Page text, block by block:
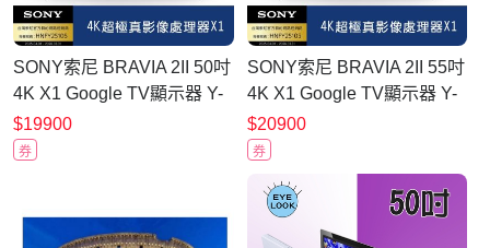
SONY索尼 BRAVIA 2II 50吋
4K X1 Google TV顯示器 Y-
50S20M2
$19900
券
SONY索尼 BRAVIA 2II 55吋
4K X1 Google TV顯示器 Y-
55S20M2
$20900
券